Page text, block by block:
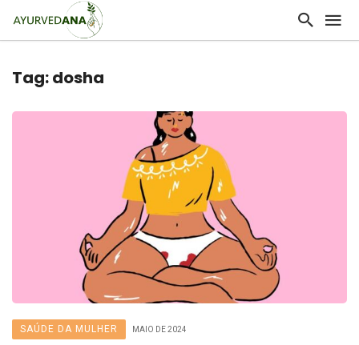
Tag: dosha
SAÚDE DA MULHER MAIO DE 2024